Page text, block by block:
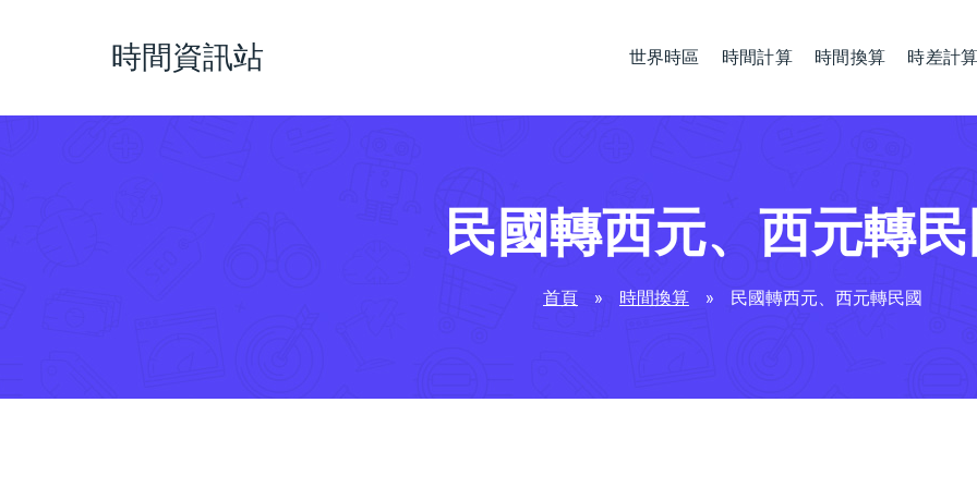
時間資訊站 世界時區 時間計算 時間換算 時差計
民國轉西元、西元轉
首頁 » 時間換算 » 民國轉西元、西元轉民國